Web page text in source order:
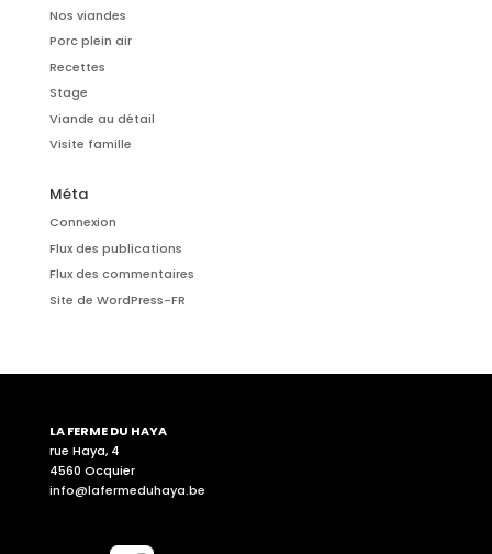
Nos viandes
Porc plein air
Recettes
Stage
Viande au détail
Visite famille
Méta
Connexion
Flux des publications
Flux des commentaires
Site de WordPress-FR
LA FERME DU HAYA
rue Haya, 4
4560 Ocquier
info@lafermeduhaya.be